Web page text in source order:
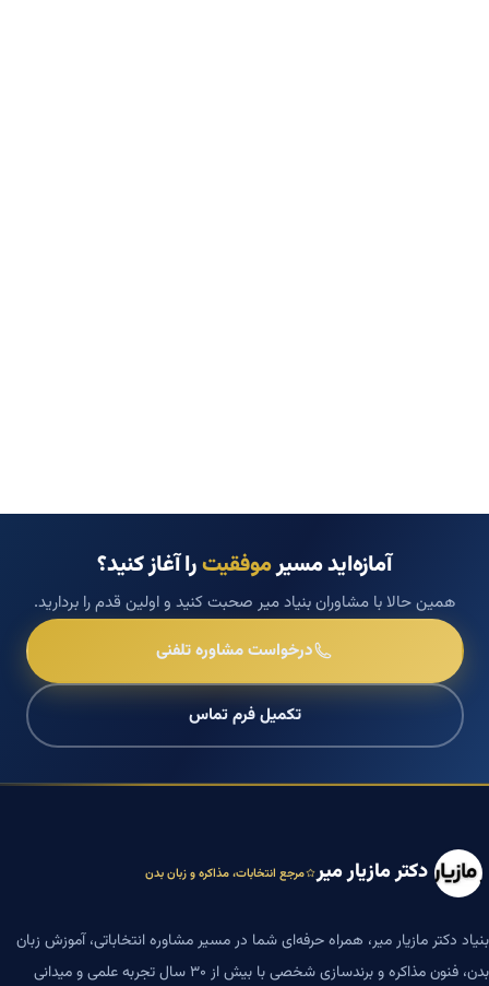
آمازه‌اید مسیرموفقیترا آغاز کنید؟
همین حالا با مشاوران بنیاد میر صحبت کنید و اولین قدم را بردارید.
درخواست مشاوره تلفنی
تکمیل فرم تماس
دکتر مازیار میر مرجع انتخابات، مذاکره و زبان بدن
بنیاد دکتر مازیار میر، همراه حرفه‌ای شما در مسیر مشاوره انتخاباتی، آموزش زبان
بدن، فنون مذاکره و برندسازی شخصی با بیش از ۳۰ سال تجربه علمی و میدانی